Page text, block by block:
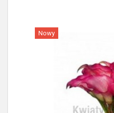
Nowy